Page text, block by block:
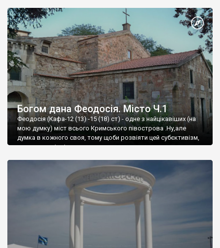
Богом дана Феодосія. Місто Ч.1
Феодосія (Кафа-12 (13) -15 (18) ст) - одне з найцікавіших (на
мою думку) міст всього Кримського півострова .Ну,але
думка в кожного своя, тому щоби розвіяти цей субєктивізм,
запрошую відвідати це